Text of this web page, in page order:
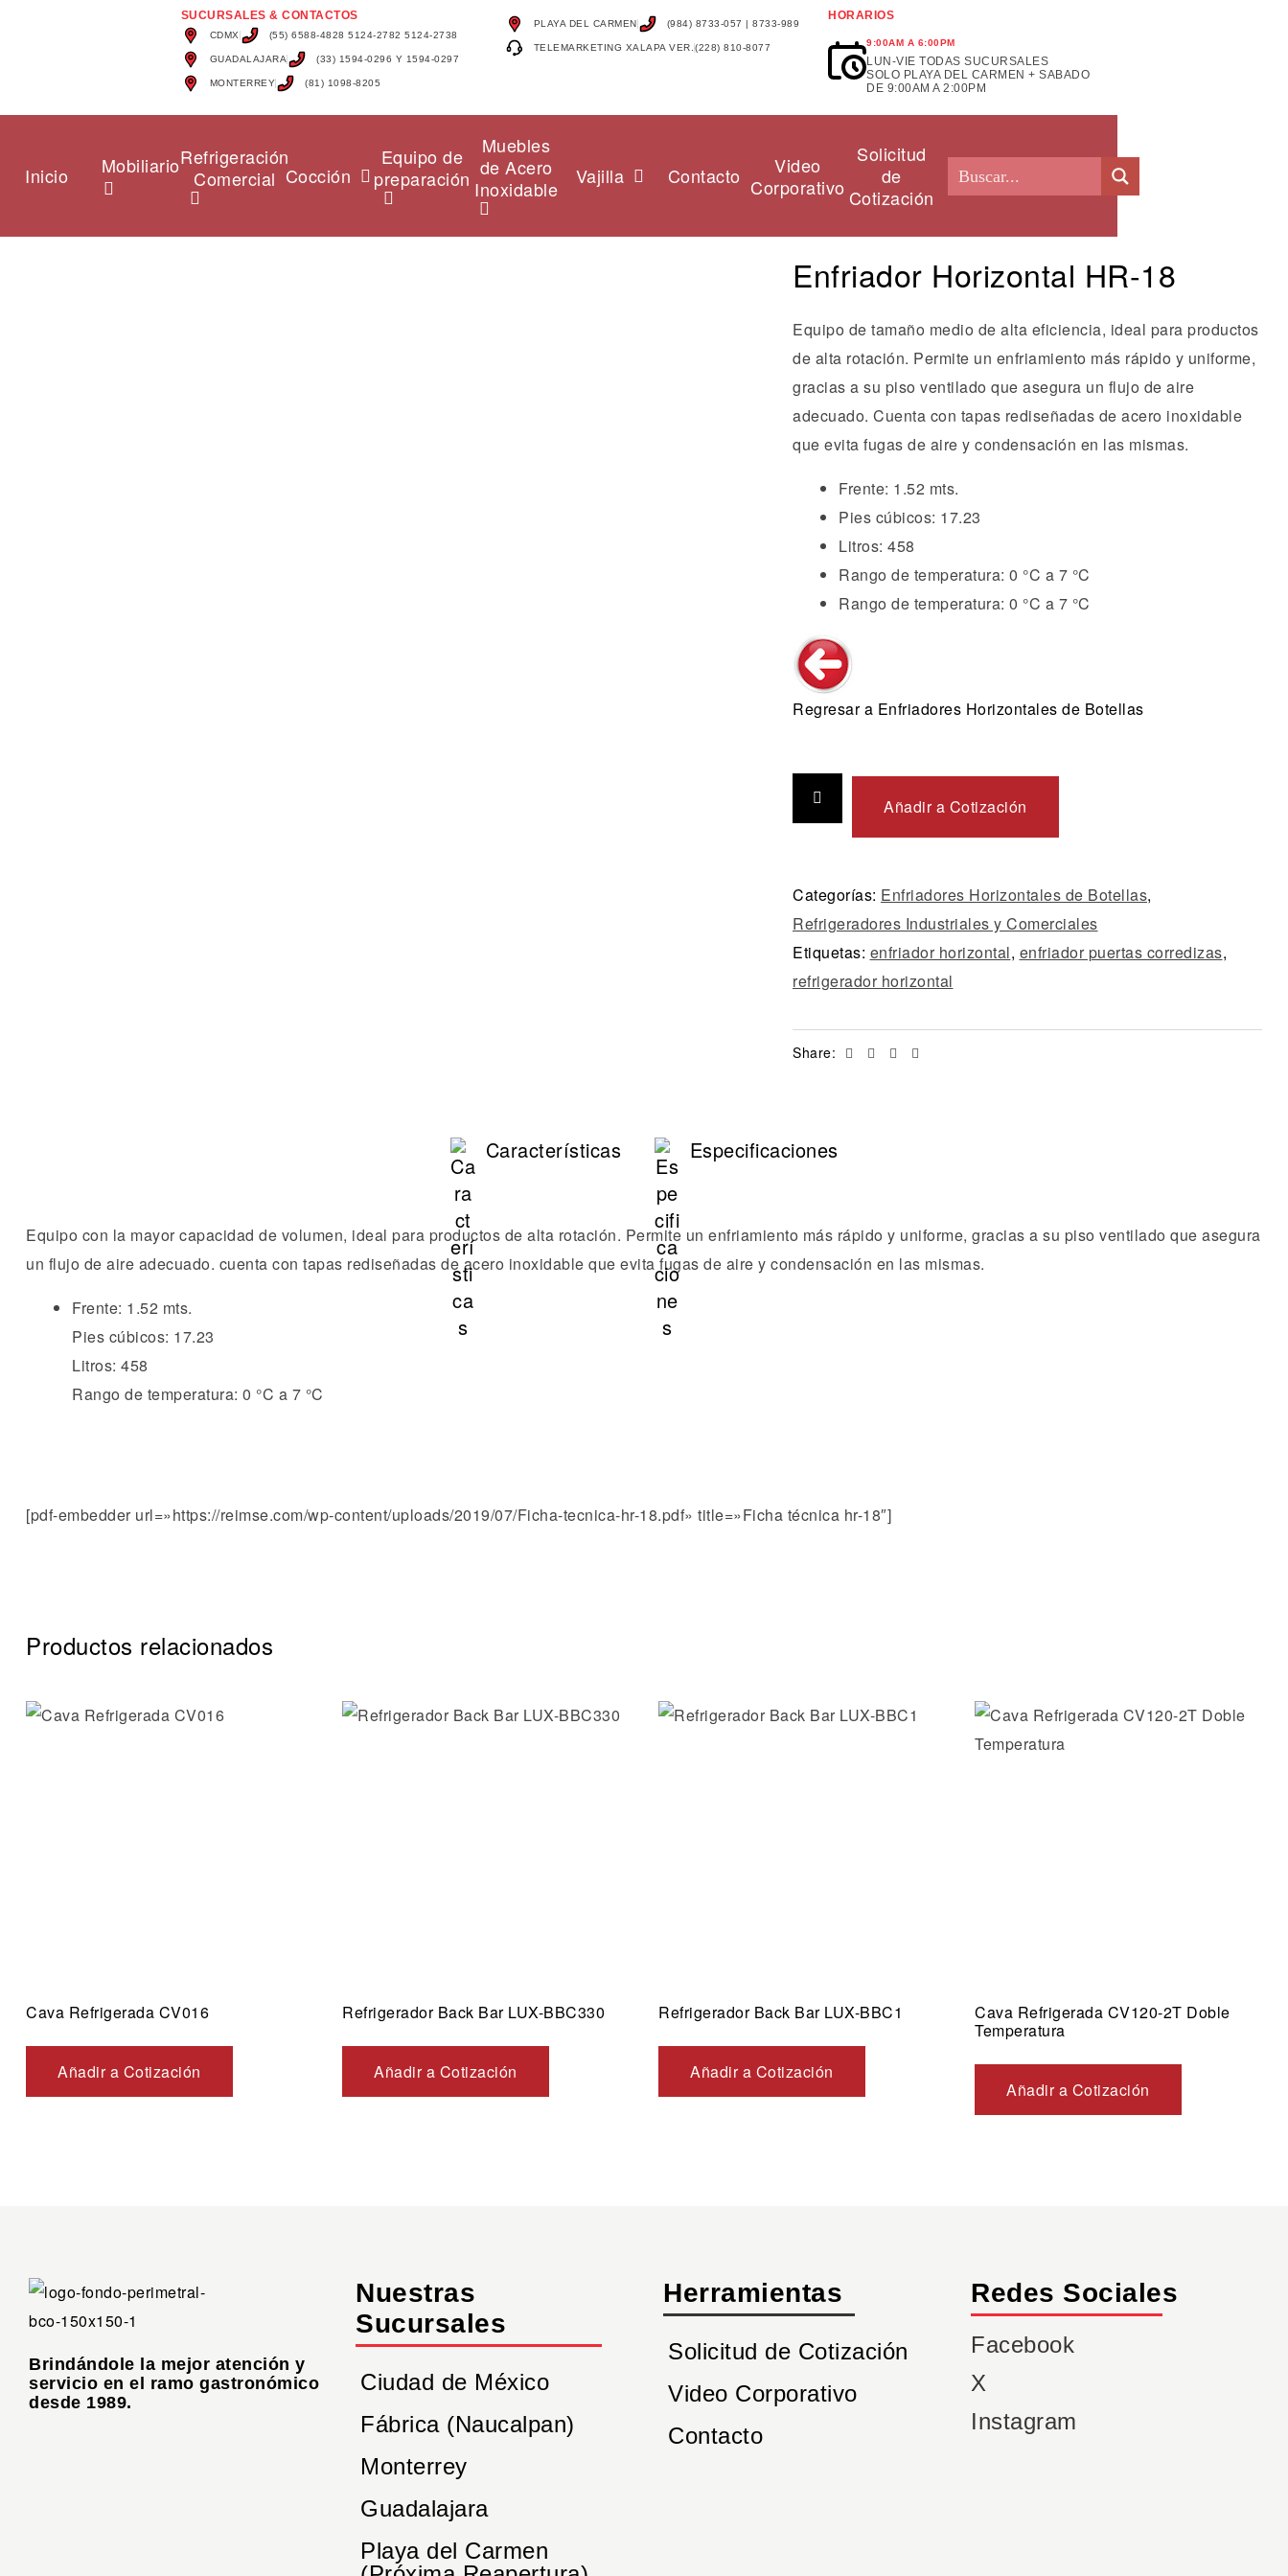
SUCURSALES & CONTACTOS
CDMX (55) 6588-4828 5124-2782 5124-2738
GUADALAJARA (33) 1594-0296 Y 1594-0297
MONTERREY (81) 1098-8205
PLAYA DEL CARMEN (984) 8733-057 | 8733-989
TELEMARKETING XALAPA VER. (228) 810-8077
HORARIOS
9:00AM A 6:00PM
LUN-VIE TODAS SUCURSALES
SOLO PLAYA DEL CARMEN + SABADO
DE 9:00AM A 2:00PM
Inicio MobiliarioRefrigeración
Comercial Cocción
Equipo de
preparación
Muebles
de Acero
Inoxidable
Vajilla Contacto
Video
Corporativo
Solicitud
de
Cotización
Enfriador Horizontal HR-18
Equipo de tamaño medio de alta eficiencia, ideal para productos
de alta rotación. Permite un enfriamiento más rápido y uniforme,
gracias a su piso ventilado que asegura un flujo de aire
adecuado. Cuenta con tapas rediseñadas de acero inoxidable
que evita fugas de aire y condensación en las mismas.
Frente: 1.52 mts.
Pies cúbicos: 17.23
Litros: 458
Rango de temperatura: 0 °C a 7 °C
Rango de temperatura: 0 °C a 7 °C
Regresar a Enfriadores Horizontales de Botellas
Añadir a Cotización
Categorías: Enfriadores Horizontales de Botellas,
Refrigeradores Industriales y Comerciales
Etiquetas: enfriador horizontal, enfriador puertas corredizas,
refrigerador horizontal
Share: Facebook
TwitterLinkedin
Características Especificaciones
Equipo con la mayor capacidad de volumen, ideal para productos de alta rotación. Permite un enfriamiento más rápido y uniforme, gracias a su piso ventilado que asegura
un flujo de aire adecuado. cuenta con tapas rediseñadas de acero inoxidable que evita fugas de aire y condensación en las mismas.
Frente: 1.52 mts.
Pies cúbicos: 17.23
Litros: 458
Rango de temperatura: 0 °C a 7 °C
[pdf-embedder url=»https://reimse.com/wp-content/uploads/2019/07/Ficha-tecnica-hr-18.pdf» title=»Ficha técnica hr-18″]
Productos relacionados
Añadir a la lista de deseos
Cava Refrigerada CV016
Añadir a Cotización
Añadir a la lista de deseos
Refrigerador Back Bar LUX-BBC330
Añadir a Cotización
Añadir a la lista de deseos
Refrigerador Back Bar LUX-BBC1
Añadir a Cotización
Cava Refrigerada CV120-2T Doble
Temperatura
Añadir a Cotización
Brindándole la mejor atención y
servicio en el ramo gastronómico
desde 1989.
Nuestras
Sucursales
Ciudad de México
Fábrica (Naucalpan)
Monterrey
Guadalajara
Playa del Carmen
Herramientas
Solicitud de Cotización
Video Corporativo
Contacto
Redes Sociales
Facebook
X
Instagram